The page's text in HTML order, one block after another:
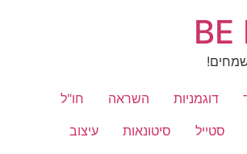
BE
דוגמניות השראה
חו"ל
סטייל סיטונאות
עיצוב